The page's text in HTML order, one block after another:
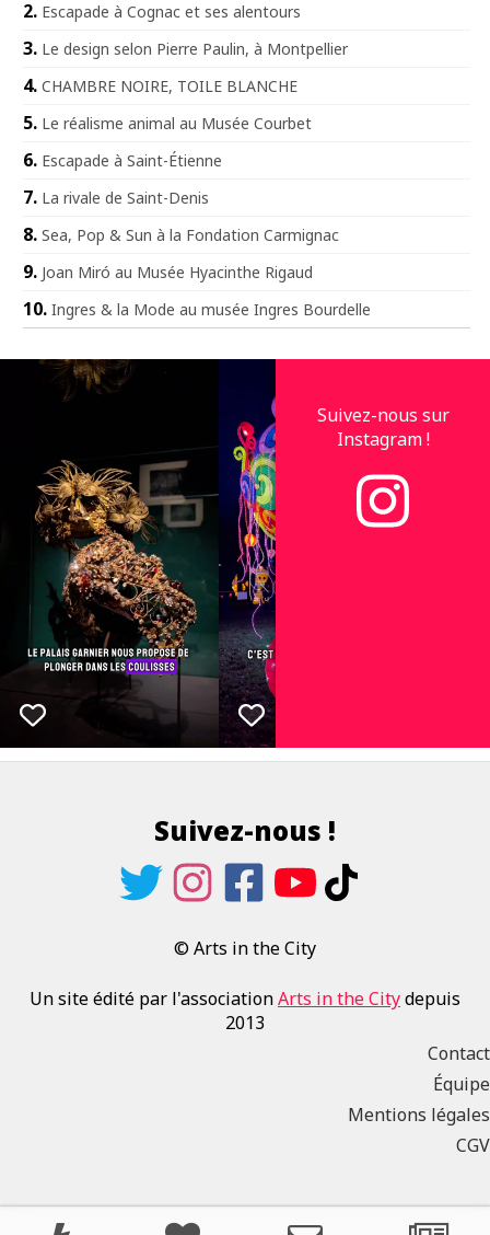
Escapade à Cognac et ses alentours
Le design selon Pierre Paulin, à Montpellier
CHAMBRE NOIRE, TOILE BLANCHE
Le réalisme animal au Musée Courbet
Escapade à Saint-Étienne
La rivale de Saint-Denis
Sea, Pop & Sun à la Fondation Carmignac
Joan Miró au Musée Hyacinthe Rigaud
Ingres & la Mode au musée Ingres Bourdelle
Suivez-nous sur
Instagram !
Suivez-nous !
© Arts in the City
Un site édité par l'associationArts in the Citydepuis
2013
Contact
Équipe
Mentions légales
CGV